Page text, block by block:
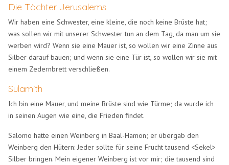
Die Töchter Jerusalems
Wir haben eine Schwester, eine kleine, die noch keine Brüste hat;
was sollen wir mit unserer Schwester tun an dem Tag, da man um sie
werben wird? Wenn sie eine Mauer ist, so wollen wir eine Zinne aus
Silber darauf bauen; und wenn sie eine Tür ist, so wollen wir sie mit
einem Zedernbrett verschließen.
Sulamith
Ich bin eine Mauer, und meine Brüste sind wie Türme; da wurde ich
in seinen Augen wie eine, die Frieden findet.
Salomo hatte einen Weinberg in Baal-Hamon; er übergab den
Weinberg den Hütern: Jeder sollte für seine Frucht tausend <Sekel>
Silber bringen. Mein eigener Weinberg ist vor mir; die tausend sind